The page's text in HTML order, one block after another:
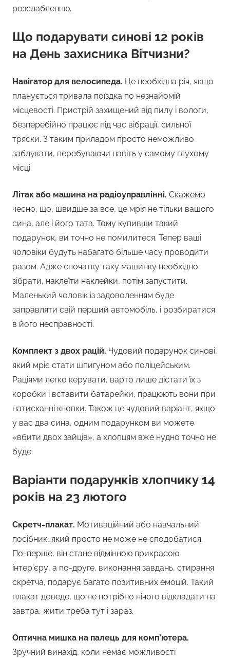
розслабленню.
Що подарувати синові 12 років
на День захисника Вітчизни?
Навігатор для велосипеда. Це необхідна річ, якщо
планується тривала поїздка по незнайомій
місцевості. Пристрій захищений від пилу і вологи,
безперебійно працює під час вібрації, сильної
тряски. З таким приладом просто неможливо
заблукати, перебуваючи навіть у самому глухому
місці.
Літак або машина на радіоуправлінні. Скажемо
чесно, що, швидше за все, це мрія не тільки вашого
сина, але і його тата. Тому купивши такий
подарунок, ви точно не помилитеся. Тепер ваші
чоловіки будуть набагато більше часу проводити
разом. Адже спочатку таку машинку необхідно
зібрати, наклеїти наклейки, потім запустити.
Маленький чоловік із задоволенням буде
заправляти свій перший автомобіль, і розбиратися
в його несправності.
Комплект з двох рацій. Чудовий подарунок синові,
який мріє стати шпигуном або поліцейським.
Раціями легко керувати, варто лише дістати їх з
коробки і вставити батарейки, працюють вони при
натисканні кнопки. Також це чудовий варіант, якщо
у вас два сина, одним подарунком ви можете
«вбити двох зайців», а хлопцям вже нудно точно не
буде.
Варіанти подарунків хлопчику 14
років на 23 лютого
Скретч-плакат. Мотиваційний або навчальний
посібник, який просто не може не сподобатися.
По-перше, він стане відмінною прикрасою
інтер’єру, а по-друге, виконання завдань, стирання
скретча, подарує багато позитивних емоцій. Такий
плакат доведе, що не потрібно нічого відкладати на
завтра, жити треба тут і зараз.
Оптична мишка на палець для комп’ютера.
Зручний винахід, коли немає можливості